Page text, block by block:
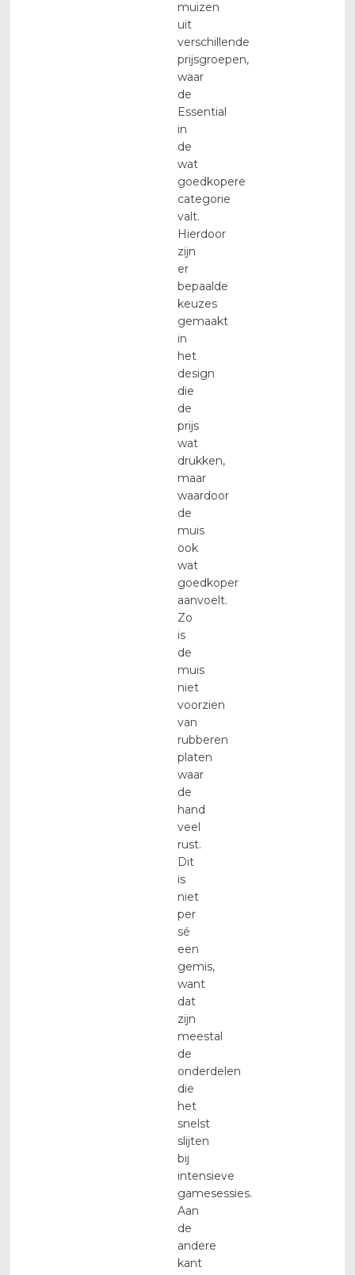
muizen
uit
verschillende
prijsgroepen,
waar
de
Essential
in
de
wat
goedkopere
categorie
valt.
Hierdoor
zijn
er
bepaalde
keuzes
gemaakt
in
het
design
die
de
prijs
wat
drukken,
maar
waardoor
de
muis
ook
wat
goedkoper
aanvoelt.
Zo
is
de
muis
niet
voorzien
van
rubberen
platen
waar
de
hand
veel
rust.
Dit
is
niet
per
sé
een
gemis,
want
dat
zijn
meestal
de
onderdelen
die
het
snelst
slijten
bij
intensieve
gamesessies.
Aan
de
andere
kant